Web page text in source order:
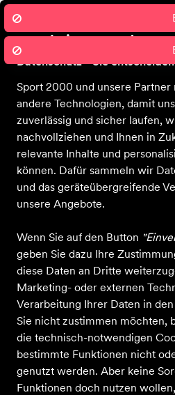
Wir nutzen Cookies
zu erbringen und zu
Datenschutz - Sie
Sport 2000 und unsere Partner
andere Technologien, damit
zuverlässig und sicher laufen,
nachvollziehen und Ihnen in
relevante Inhalte und
können. Dafür sammeln wir
und das geräteübergreifende
unsere Angebote.
Wenn Sie auf den Button
geben Sie dazu Ihre
diese Daten an Dritte
Marketing- oder externen
Verarbeitung Ihrer Daten in
Sie nicht zustimmen möchten,
die technisch-notwendigen
bestimmte Funktionen nicht
genutzt werden. Aber keine
Funktionen doch nutzen
Startseite Über uns Bekleidung